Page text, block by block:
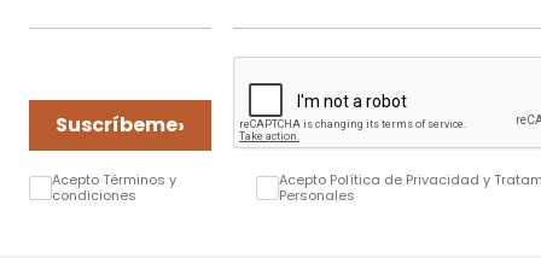
Suscríbeme›
Acepto Términos y
condiciones
Acepto Política de Privacidad y
Personales